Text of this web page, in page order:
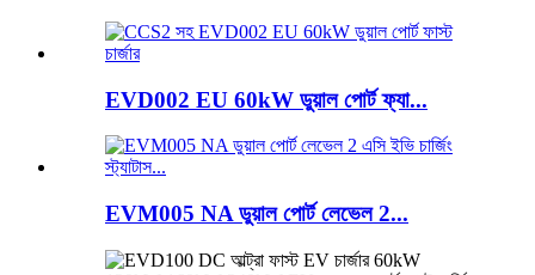
EVD002 EU 60kW ডুয়াল পোর্ট ফ্যা...
EVM005 NA ডুয়াল পোর্ট লেভেল 2...